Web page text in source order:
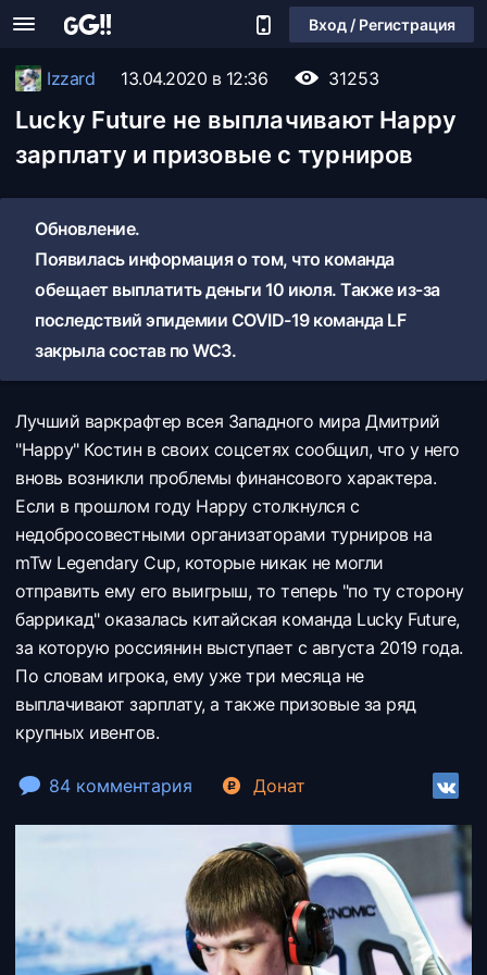
Вход / Регистрация
Izzard 13.04.2020 в 12:36 31253
Lucky Future не выплачивают Happy
зарплату и призовые с турниров
Обновление.
Появилась информация о том, что команда
обещает выплатить деньги 10 июля. Также из-за
последствий эпидемии COVID-19 команда LF
закрыла состав по WC3.
Лучший варкрафтер всея Западного мира Дмитрий
"Happy" Костин в своих соцсетях сообщил, что у него
вновь возникли проблемы финансового характера.
Если в прошлом году Happy столкнулся с
недобросовестными организаторами турниров на
mTw Legendary Cup, которые никак не могли
отправить ему его выигрыш, то теперь "по ту сторону
баррикад" оказалась китайская команда Lucky Future,
за которую россиянин выступает с августа 2019 года.
По словам игрока, ему уже три месяца не
выплачивают зарплату, а также призовые за ряд
крупных ивентов.
84 комментария Донат